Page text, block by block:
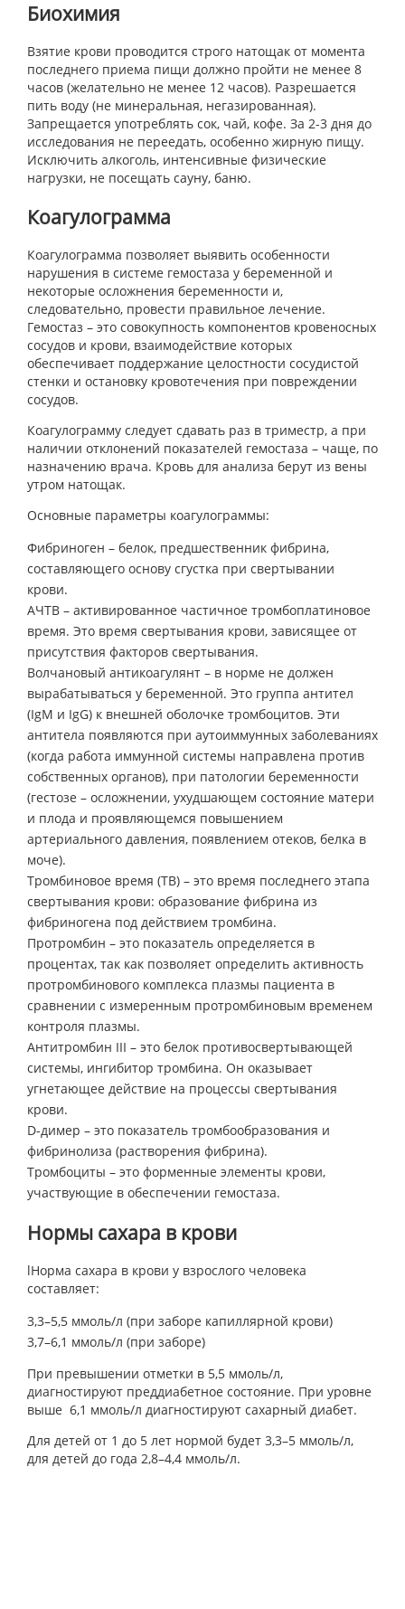
Биохимия
Взятие крови проводится строго натощак от момента
последнего приема пищи должно пройти не менее 8
часов (желательно не менее 12 часов). Разрешается
пить воду (не минеральная, негазированная).
Запрещается употреблять сок, чай, кофе. За 2-3 дня до
исследования не переедать, особенно жирную пищу.
Исключить алкоголь, интенсивные физические
нагрузки, не посещать сауну, баню.
Коагулограмма
Коагулограмма позволяет выявить особенности
нарушения в системе гемостаза у беременной и
некоторые осложнения беременности и,
следовательно, провести правильное лечение.
Гемостаз – это совокупность компонентов кровеносных
сосудов и крови, взаимодействие которых
обеспечивает поддержание целостности сосудистой
стенки и остановку кровотечения при повреждении
сосудов.
Коагулограмму следует сдавать раз в триместр, а при
наличии отклонений показателей гемостаза – чаще, по
назначению врача. Кровь для анализа берут из вены
утром натощак.
Основные параметры коагулограммы:
Фибриноген – белок, предшественник фибрина,
составляющего основу сгустка при свертывании
крови.
АЧТВ – активированное частичное тромбоплатиновое
время. Это время свертывания крови, зависящее от
присутствия факторов свертывания.
Волчановый антикоагулянт – в норме не должен
вырабатываться у беременной. Это группа антител
(IgM и IgG) к внешней оболочке тромбоцитов. Эти
антитела появляются при аутоиммунных заболеваниях
(когда работа иммунной системы направлена против
собственных органов), при патологии беременности
(гестозе – осложнении, ухудшающем состояние матери
и плода и проявляющемся повышением
артериального давления, появлением отеков, белка в
моче).
Тромбиновое время (ТВ) – это время последнего этапа
свертывания крови: образование фибрина из
фибриногена под действием тромбина.
Протромбин – это показатель определяется в
процентах, так как позволяет определить активность
протромбинового комплекса плазмы пациента в
сравнении с измеренным протромбиновым временем
контроля плазмы.
Антитромбин III – это белок противосвертывающей
системы, ингибитор тромбина. Он оказывает
угнетающее действие на процессы свертывания
крови.
D-димер – это показатель тромбообразования и
фибринолиза (растворения фибрина).
Тромбоциты – это форменные элементы крови,
участвующие в обеспечении гемостаза.
Нормы сахара в крови
lНорма сахара в крови у взрослого человека
составляет:
3,3–5,5 ммоль/л (при заборе капиллярной крови)
3,7–6,1 ммоль/л (при заборе)
При превышении отметки в 5,5 ммоль/л,
диагностируют преддиабетное состояние. При уровне
выше 6,1 ммоль/л диагностируют сахарный диабет.
Для детей от 1 до 5 лет нормой будет 3,3–5 ммоль/л,
для детей до года 2,8–4,4 ммоль/л.